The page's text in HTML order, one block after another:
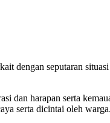
dengan seputaran
dan harapan serta
serta dicintai oleh warga.